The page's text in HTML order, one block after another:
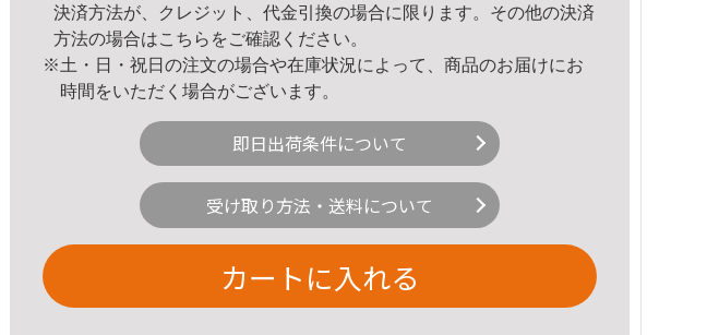
決済方法が、クレジット、代金引換の場合に限ります。その他の決済
方法の場合はこちら をご確認ください。
※土・日・祝日の注文の場合や在庫状況によって、商品のお届けにお
時間をいただく場合がございます。
即日出荷条件について
受け取り方法・送料について
カートに入れる